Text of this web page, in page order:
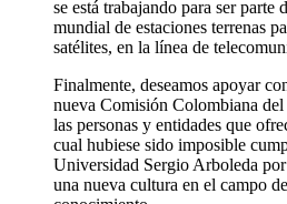
se está trabajando para ser parte
mundial de estaciones terrenas
satélites, en la línea de
Finalmente, deseamos apoyar
nueva Comisión Colombiana del
las personas y entidades que
cual hubiese sido imposible
Universidad Sergio Arboleda
una nueva cultura en el campo